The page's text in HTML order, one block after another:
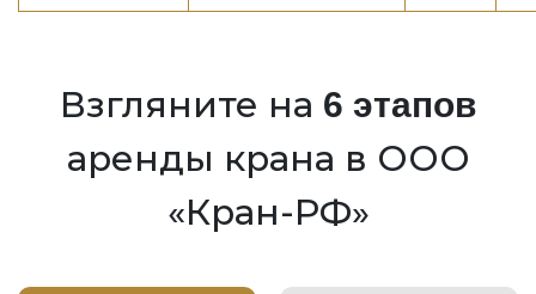
Взгляните на 6 этапов
аренды крана в ООО
«Кран-РФ»